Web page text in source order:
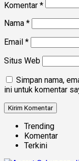
Komentar *
Nama *
Email *
Situs Web
Simpan nama,
ini untuk komentar
Trending
Komentar
Terkini